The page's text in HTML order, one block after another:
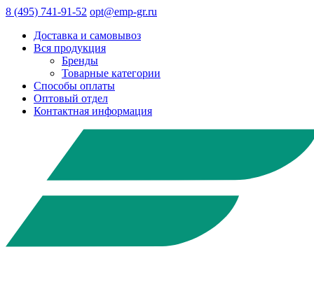
8 (495) 741-91-52 opt@emp-gr.ru
Доставка и самовывоз
Вся продукция
Бренды
Товарные категории
Способы оплаты
Оптовый отдел
Контактная информация